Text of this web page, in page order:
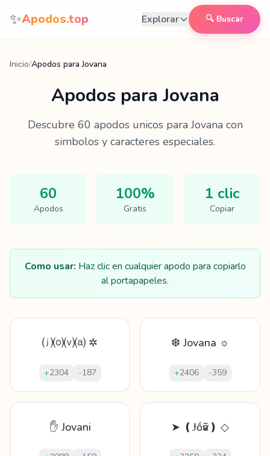
Saltar al contenido
✨Apodos.top Explorar 🔍 Buscar
Inicio/Apodos para Jovana
Apodos para Jovana
Descubre 60 apodos unicos paraJovanacon
simbolos y caracteres especiales.
60
Apodos
100%
Gratis
1 clic
Copiar
Como usar: Haz clic en cualquier apodo para copiarlo
al portapapeles.
⒥⒪⒱⒜ ✲
+2304 -187
❆ Jovana ☼
+2406 -359
✋ Jovani ➤ ❪Ɉṓѵã❫ ◇